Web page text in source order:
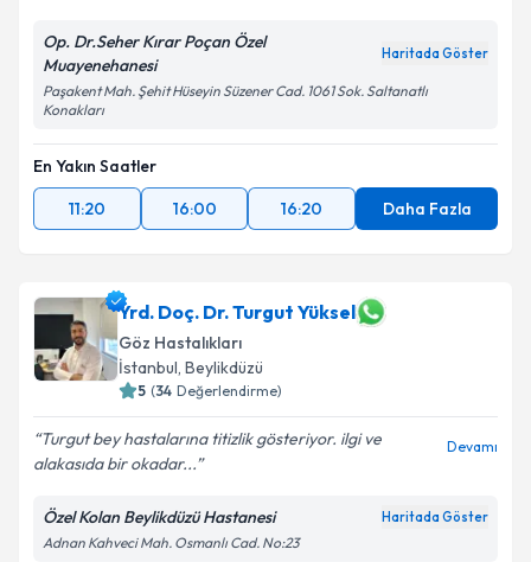
Op. Dr.Seher Kırar Poçan Özel
Muayenehanesi
Haritada Göster
Paşakent Mah. Şehit Hüseyin Süzener Cad. 1061 Sok. Saltanatlı
Konakları
En Yakın Saatler
11:20
16:00 16:20 Daha Fazla
Yrd. Doç. Dr. Turgut Yüksel
Göz Hastalıkları
İstanbul, Beylikdüzü
5 (34 Değerlendirme)
Turgut bey hastalarına titizlik gösteriyor. ilgi ve
alakasıda bir okadar...
Devamı
Özel Kolan Beylikdüzü Hastanesi Haritada Göster
Adnan Kahveci Mah. Osmanlı Cad. No:23